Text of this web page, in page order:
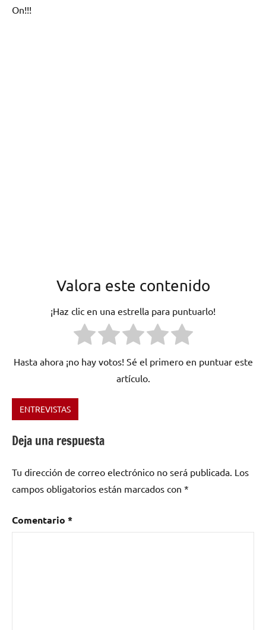
On!!!
Valora este contenido
¡Haz clic en una estrella para puntuarlo!
Hasta ahora ¡no hay votos! Sé el primero en puntuar este
artículo.
Etiquetado
Artista
Mes,
hardrock
Matute
ENTREVISTAS
Deja una respuesta
Tu dirección de correo electrónico no será publicada. Los
campos obligatorios están marcados con *
Comentario *